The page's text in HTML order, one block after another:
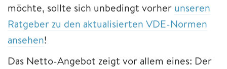
möchte, sollte sich unbedingt vorher unseren
Ratgeber zu den aktualisierten VDE-Normen
ansehen!
Das Netto-Angebot zeigt vor allem eines: Der